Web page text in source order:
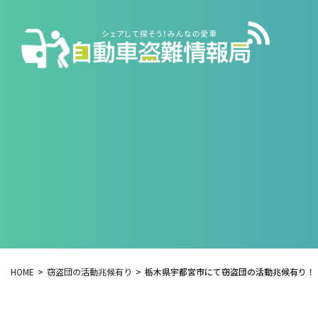
HOME 窃盗団の活動兆候有り 栃木県宇都宮市にて窃盗団の活動兆候有り！